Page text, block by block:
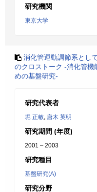
研究機関
東京大学
消化管運動調節系とし
のクロストーク -消化管機
めの基盤研究-
研究代表者
堀 正敏, 唐木 英明
研究期間 (年度)
2001 – 2003
研究種目
基盤研究(A)
研究分野